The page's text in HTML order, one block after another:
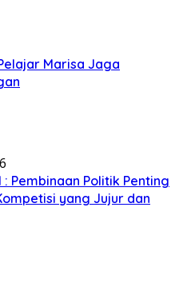
Marisa Jaga
: Pembinaan Politik Penting
yang Jujur dan